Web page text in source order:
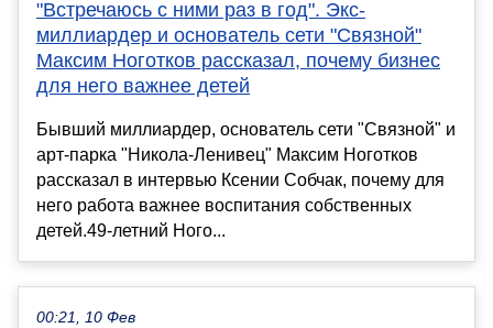
"Встречаюсь с ними раз в год". Экс-
миллиардер и основатель сети "Связной"
Максим Ноготков рассказал, почему бизнес
для него важнее детей
Бывший миллиардер, основатель сети "Связной" и
арт-парка "Никола-Ленивец" Максим Ноготков
рассказал в интервью Ксении Собчак, почему для
него работа важнее воспитания собственных
детей.49-летний Ного...
00:21, 10 Фев